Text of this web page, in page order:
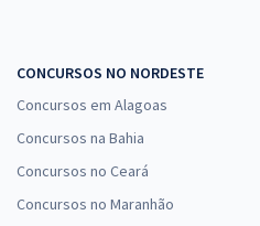
CONCURSOS NO NORDESTE
Concursos em Alagoas
Concursos na Bahia
Concursos no Ceará
Concursos no Maranhão